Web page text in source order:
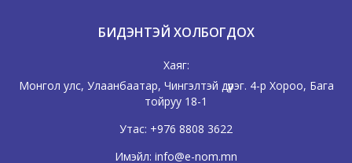
БИДЭНТЭЙ ХОЛБОГДОХ
Хаяг:
Монгол улс, Улаанбаатар, Чингэлтэй дүүрэг. 4-р Хороо, Бага
тойруу 18-1
Утас: +976 8808 3622
Имэйл: info@e-nom.mn